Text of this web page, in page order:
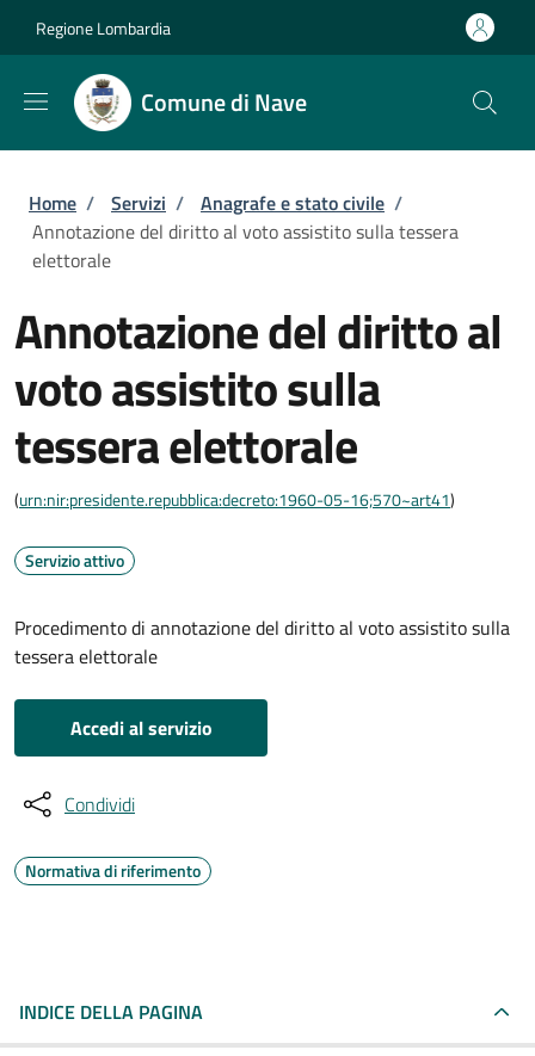
Regione Lombardia
Comune di Nave
Briciole di pane
Home / Servizi / Anagrafe e stato civile /
Annotazione del diritto al voto assistito sulla tessera
elettorale
Annotazione del diritto al
voto assistito sulla
tessera elettorale
(urn:nir:presidente.repubblica:decreto:1960-05-16;570~art41)
Servizio attivo
Procedimento di annotazione del diritto al voto assistito sulla
tessera elettorale
Accedi al servizio
Condividi
Normativa di riferimento
INDICE DELLA PAGINA